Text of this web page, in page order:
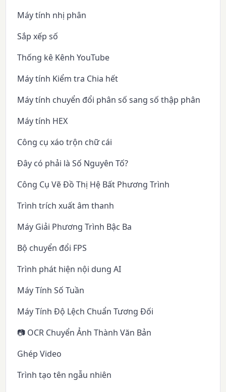
Máy tính nhị phân
Sắp xếp số
Thống kê Kênh YouTube
Máy tính Kiểm tra Chia hết
Máy tính chuyển đổi phân số sang số thập phân
Máy tính HEX
Công cụ xáo trộn chữ cái
Đây có phải là Số Nguyên Tố?
Công Cụ Vẽ Đồ Thị Hệ Bất Phương Trình
Trình trích xuất âm thanh
Máy Giải Phương Trình Bậc Ba
Bộ chuyển đổi FPS
Trình phát hiện nội dung AI
Máy Tính Số Tuần
Máy Tính Độ Lệch Chuẩn Tương Đối
📷 OCR Chuyển Ảnh Thành Văn Bản
Ghép Video
Trình tạo tên ngẫu nhiên